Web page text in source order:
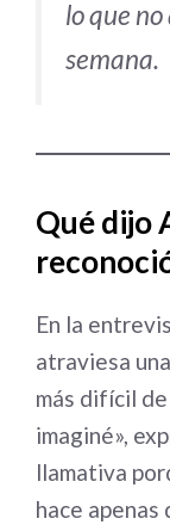
lo que
semana.
Qué dijo
En la
atraviesa
más difícil
imaginé»,
llamativa
hace apenas